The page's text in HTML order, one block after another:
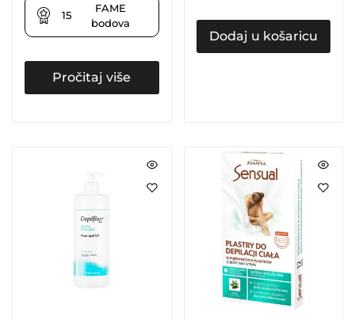
15
FAME
bodova
Pročitaj više
Dodaj u košaricu